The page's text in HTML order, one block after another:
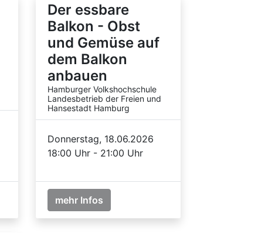
Der essbare
Balkon - Obst
und Gemüse auf
dem Balkon
anbauen
Hamburger Volkshochschule
Landesbetrieb der Freien und
Hansestadt Hamburg
Donnerstag, 18.06.2026
18:00 Uhr - 21:00 Uhr
mehr Infos